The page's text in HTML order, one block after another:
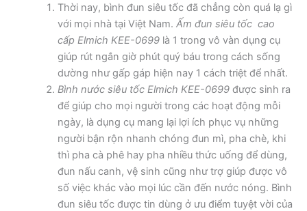
Thời nay, bình đun siêu tốc đã chẳng còn quá lạ gì
với mọi nhà tại Việt Nam. Ấm đun siêu tốc cao
cấp Elmich KEE-0699là 1 trong vô vàn dụng cụ
giúp rút ngắn giờ phút quý báu trong cách sống
dường như gấp gáp hiện nay 1 cách triệt để nhất.
Bình nước siêu tốc Elmich KEE-0699được sinh ra
để giúp cho mọi người trong các hoạt động mỗi
ngày, là dụng cụ mang lại lợi ích phục vụ những
người bận rộn nhanh chóng đun mì, pha chè, khi
thì pha cà phê hay pha nhiều thức uống để dùng,
đun nấu canh, vệ sinh cũng như trợ giúp được vô
số việc khác vào mọi lúc cần đến nước nóng. Bình
đun siêu tốc được tin dùng ở ưu điểm tuyệt vời của